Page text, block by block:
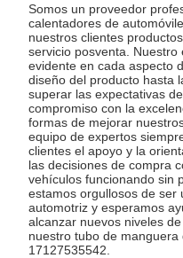
Somos un proveedor
calentadores de
nuestros clientes
servicio posventa.
evidente en cada aspecto
diseño del producto hasta
superar las expectativas
compromiso con la
formas de mejorar
equipo de expertos
clientes el apoyo y la
las decisiones de compra
vehículos funcionando sin
estamos orgullosos de ser
automotriz y esperamos
alcanzar nuevos niveles
nuestro tubo de
17127535542.